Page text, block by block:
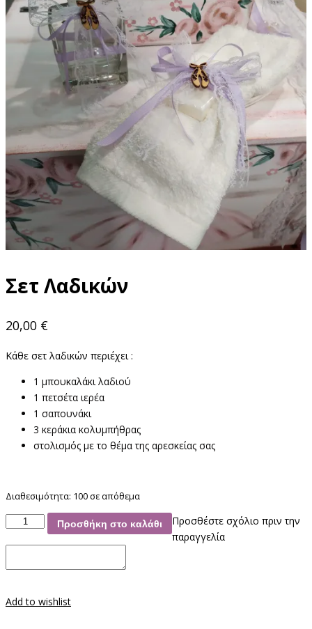
Σετ Λαδικών
20,00 €
Κάθε σετ λαδικών περιέχει :
1 μπουκαλάκι λαδιού
1 πετσέτα ιερέα
1 σαπουνάκι
3 κεράκια κολυμπήθρας
στολισμός με το θέμα της αρεσκείας σας
Διαθεσιμότητα: 100 σε απόθεμα
Προσθήκη στο καλάθι
Προσθέστε σχόλιο πριν την
παραγγελία
Add to wishlist